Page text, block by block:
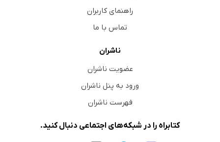
راهنمای کاربران
تماس با ما
ناشران
عضویت ناشران
ورود به پنل ناشران
فهرست ناشران
کتابراه را در شبکه‌های اجتماعی دنبال کنید.